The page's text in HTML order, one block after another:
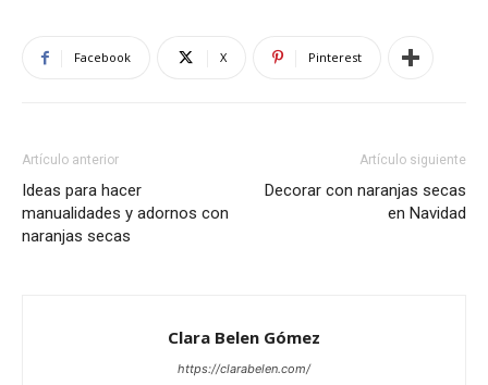
Facebook X Pinterest
Artículo anterior
Ideas para hacer
manualidades y adornos con
naranjas secas
Artículo siguiente
Decorar con naranjas secas
en Navidad
Clara Belen Gómez
https://clarabelen.com/